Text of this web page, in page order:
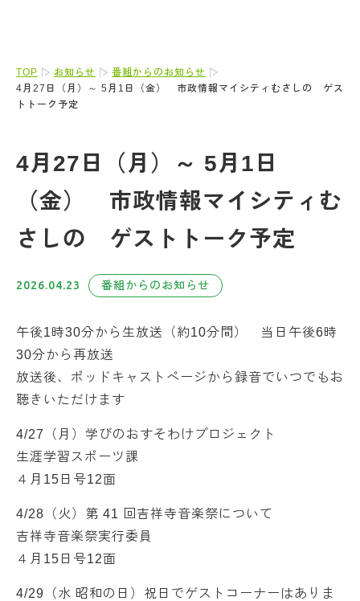
TOP お知らせ
番組からのお知らせ
4月27日（月）～ 5月1日（金） 市政情報マイシティむさしの ゲス
トトーク予定
4月27日（月）～ 5月1日
（金） 市政情報マイシティむ
さしの ゲストトーク予定
2026.04.23 番組からのお知らせ
午後1時30分から生放送（約10分間） 当日午後6時
30分から再放送
放送後、ポッドキャストページから録音でいつでもお
聴きいただけます
4/27（月）学びのおすそわけプロジェクト
生涯学習スポーツ課
４月15日号12面
4/28（火）第 41 回吉祥寺音楽祭について
吉祥寺音楽祭実行委員
４月15日号12面
4/29（水 昭和の日）祝日でゲストコーナーはありま